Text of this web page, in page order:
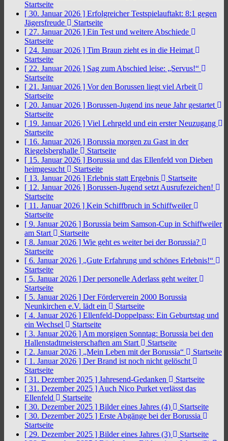
Startseite
[ 30. Januar 2026 ] Erfolgreicher Testspielauftakt: 8:1 gegen
Jägersfreude
Startseite
[ 27. Januar 2026 ] Ein Test und weitere Abschiede
Startseite
[ 24. Januar 2026 ] Tim Braun zieht es in die Heimat
Startseite
[ 22. Januar 2026 ] Sag zum Abschied leise: „Servus!“
Startseite
[ 21. Januar 2026 ] Vor den Borussen liegt viel Arbeit
Startseite
[ 20. Januar 2026 ] Borussen-Jugend ins neue Jahr gestartet
Startseite
[ 19. Januar 2026 ] Viel Lehrgeld und ein erster Neuzugang
Startseite
[ 16. Januar 2026 ] Borussia morgen zu Gast in der
Riegelsberghalle
Startseite
[ 15. Januar 2026 ] Borussia und das Ellenfeld von Dieben
heimgesucht
Startseite
[ 13. Januar 2026 ] Erlebnis statt Ergebnis
Startseite
[ 12. Januar 2026 ] Borussen-Jugend setzt Ausrufezeichen!
Startseite
[ 11. Januar 2026 ] Kein Schiffbruch in Schiffweiler
Startseite
[ 9. Januar 2026 ] Borussia beim Samson-Cup in Schiffweiler
am Start
Startseite
[ 8. Januar 2026 ] Wie geht es weiter bei der Borussia?
Startseite
[ 6. Januar 2026 ] „Gute Erfahrung und schönes Erlebnis!“
Startseite
[ 5. Januar 2026 ] Der personelle Aderlass geht weiter
Startseite
[ 5. Januar 2026 ] Der Förderverein 2000 Borussia
Neunkirchen e.V. lädt ein
Startseite
[ 4. Januar 2026 ] Ellenfeld-Doppelpass: Ein Geburtstag und
ein Wechsel
Startseite
[ 3. Januar 2026 ] Am morgigen Sonntag: Borussia bei den
Hallenstadtmeisterschaften am Start
Startseite
[ 2. Januar 2026 ] „Mein Leben mit der Borussia“
Startseite
[ 1. Januar 2026 ] Der Brand ist noch nicht gelöscht
Startseite
[ 31. Dezember 2025 ] Jahresend-Gedanken
Startseite
[ 31. Dezember 2025 ] Auch Nico Purket verlässt das
Ellenfeld
Startseite
[ 30. Dezember 2025 ] Bilder eines Jahres (4)
Startseite
[ 30. Dezember 2025 ] Erste Abgänge bei der Borussia
Startseite
[ 29. Dezember 2025 ] Bilder eines Jahres (3)
Startseite